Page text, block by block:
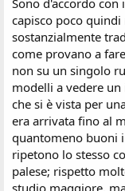
capisco poco
sostanzialmente
come provano a
non su un singolo
modelli a vedere un
che si è vista per
era arrivata fino al
quantomeno buoni
ripetono lo stesso
palese; rispetto
studio maggiore,